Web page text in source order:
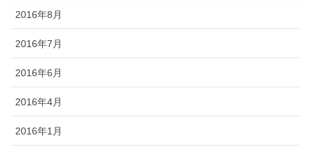
2016年8月
2016年7月
2016年6月
2016年4月
2016年1月